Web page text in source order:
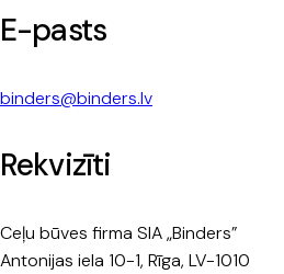
E-pasts
binders@binders.lv
Rekvizīti
Ceļu būves firma SIA „Binders”
Antonijas iela 10-1, Rīga, LV-1010